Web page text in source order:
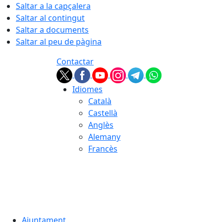
Saltar a la capçalera
Saltar al contingut
Saltar a documents
Saltar al peu de pàgina
Contactar
Idiomes
Català
Castellà
Anglès
Alemany
Francès